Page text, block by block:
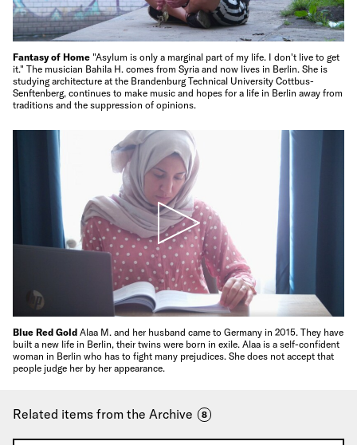
Fantasy of Home "Asylum is only a marginal part of my life. I don't live to get
it." The musician Bahila H. comes from Syria and now lives in Berlin. She is
studying architecture at the Brandenburg Technical University Cottbus-
Senftenberg, continues to make music and hopes for a life in Berlin away from
traditions and the suppression of opinions.
Blue Red Gold Alaa M. and her husband came to Germany in 2015. They have
built a new life in Berlin, their twins were born in exile. Alaa is a self-confident
woman in Berlin who has to fight many prejudices. She does not accept that
people judge her by her appearance.
Related items from the Archive 8